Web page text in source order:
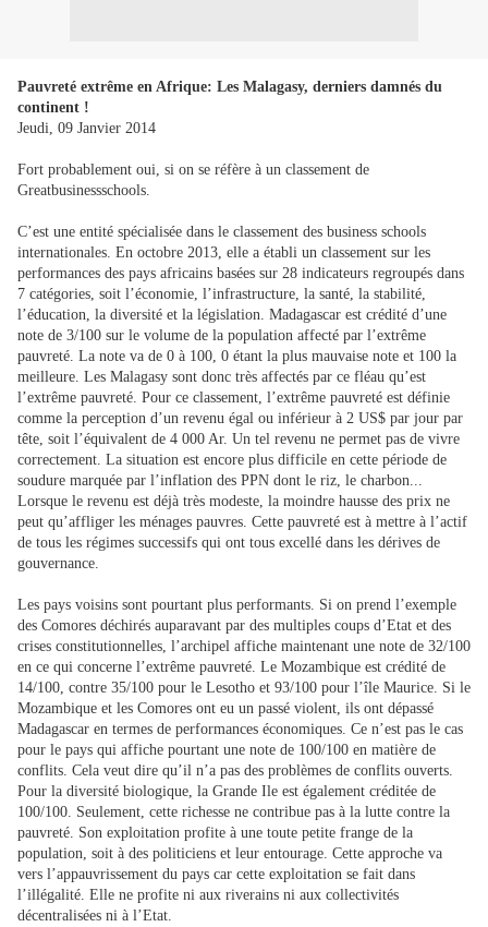
Pauvreté extrême en Afrique: Les Malagasy, derniers damnés du
continent !
Jeudi, 09 Janvier 2014
Fort probablement oui, si on se réfère à un classement de
Greatbusinessschools.
C’est une entité spécialisée dans le classement des business schools
internationales. En octobre 2013, elle a établi un classement sur les
performances des pays africains basées sur 28 indicateurs regroupés dans
7 catégories, soit l’économie, l’infrastructure, la santé, la stabilité,
l’éducation, la diversité et la législation. Madagascar est crédité d’une
note de 3/100 sur le volume de la population affecté par l’extrême
pauvreté. La note va de 0 à 100, 0 étant la plus mauvaise note et 100 la
meilleure. Les Malagasy sont donc très affectés par ce fléau qu’est
l’extrême pauvreté. Pour ce classement, l’extrême pauvreté est définie
comme la perception d’un revenu égal ou inférieur à 2 US$ par jour par
tête, soit l’équivalent de 4 000 Ar. Un tel revenu ne permet pas de vivre
correctement. La situation est encore plus difficile en cette période de
soudure marquée par l’inflation des PPN dont le riz, le charbon...
Lorsque le revenu est déjà très modeste, la moindre hausse des prix ne
peut qu’affliger les ménages pauvres. Cette pauvreté est à mettre à l’actif
de tous les régimes successifs qui ont tous excellé dans les dérives de
gouvernance.
Les pays voisins sont pourtant plus performants. Si on prend l’exemple
des Comores déchirés auparavant par des multiples coups d’Etat et des
crises constitutionnelles, l’archipel affiche maintenant une note de 32/100
en ce qui concerne l’extrême pauvreté. Le Mozambique est crédité de
14/100, contre 35/100 pour le Lesotho et 93/100 pour l’île Maurice. Si le
Mozambique et les Comores ont eu un passé violent, ils ont dépassé
Madagascar en termes de performances économiques. Ce n’est pas le cas
pour le pays qui affiche pourtant une note de 100/100 en matière de
conflits. Cela veut dire qu’il n’a pas des problèmes de conflits ouverts.
Pour la diversité biologique, la Grande Ile est également créditée de
100/100. Seulement, cette richesse ne contribue pas à la lutte contre la
pauvreté. Son exploitation profite à une toute petite frange de la
population, soit à des politiciens et leur entourage. Cette approche va
vers l’appauvrissement du pays car cette exploitation se fait dans
l’illégalité. Elle ne profite ni aux riverains ni aux collectivités
décentralisées ni à l’Etat.